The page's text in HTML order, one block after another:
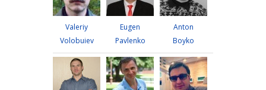
Valeriy
Volobuiev
Eugen
Pavlenko
Anton
Boyko